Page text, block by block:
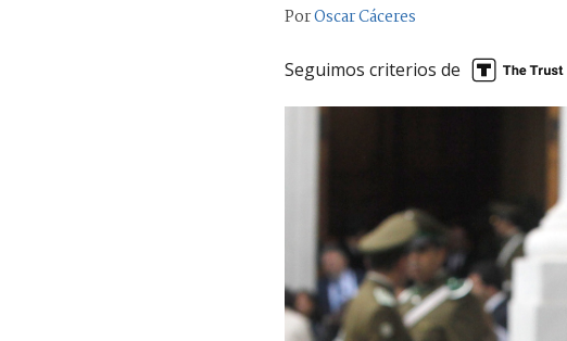
PorOscar Cáceres
Seguimos criterios de